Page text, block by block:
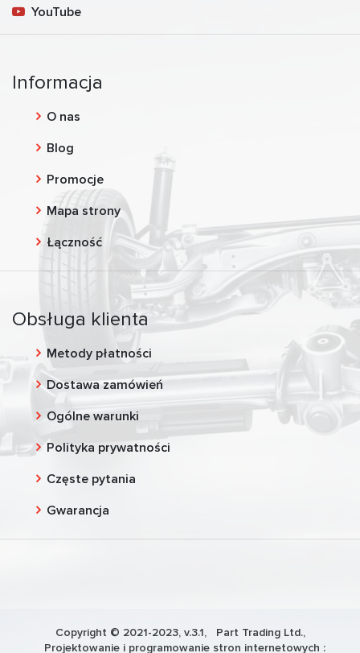
YouTube
Informacja
O nas
Blog
Promocje
Mapa strony
Łączność
Obsługa klienta
Metody płatności
Dostawa zamówień
Ogólne warunki
Polityka prywatności
Częste pytania
Gwarancja
Copyright © 2021-2023, v.3.1, Part Trading Ltd.,
Projektowanie i programowanie stron internetowych :